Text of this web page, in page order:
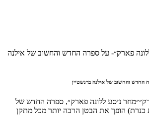
פארק״- על ספרה החדש והחשוב של אילנה
החדש והחשוב של אילנה ברנשטיין
״מחר ניסע ללונה פארק״, ספרה החדש של
כנרת) הופך את הבטן הרבה יותר מכל מתקן